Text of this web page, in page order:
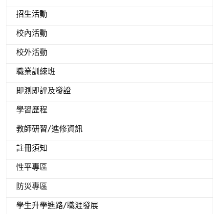
招生活動
校內活動
校外活動
職業訓練班
即測即評及發證
學習歷程
教師研習/進修資訊
註冊須知
性平專區
防災專區
學生升學進路/職涯發展